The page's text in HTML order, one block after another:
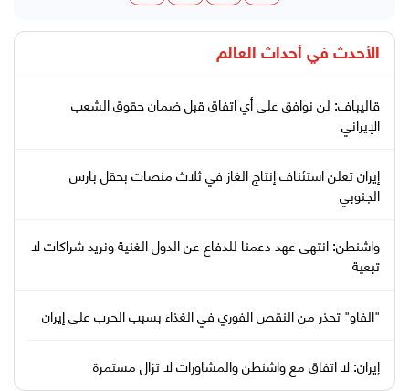
الأحدث في أحداث العالم
قاليباف: لن نوافق على أي اتفاق قبل ضمان حقوق الشعب
الإيراني
إيران تعلن استئناف إنتاج الغاز في ثلاث منصات بحقل بارس
الجنوبي
واشنطن: انتهى عهد دعمنا للدفاع عن الدول الغنية ونريد شراكات لا
تبعية
"الفاو" تحذر من النقص الفوري في الغذاء بسبب الحرب على إيران
إيران: لا اتفاق مع واشنطن والمشاورات لا تزال مستمرة